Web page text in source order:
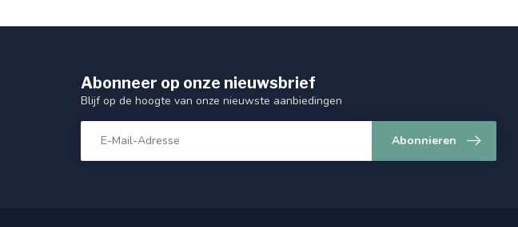
Abonneer op onze nieuwsbrief
Blijf op de hoogte van onze nieuwste aanbiedingen
Abonnieren